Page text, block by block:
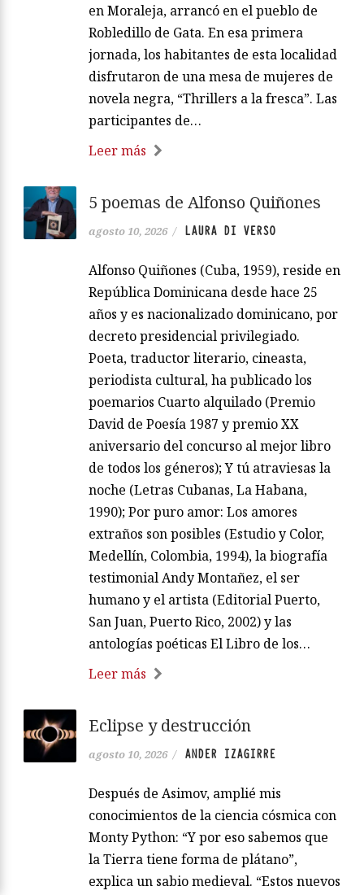
en Moraleja, arrancó en el pueblo de
Robledillo de Gata. En esa primera
jornada, los habitantes de esta localidad
disfrutaron de una mesa de mujeres de
novela negra, “Thrillers a la fresca”. Las
participantes de…
Leer más
5 poemas de Alfonso Quiñones
agosto 10, 2026 / LAURA DI VERSO
Alfonso Quiñones (Cuba, 1959), reside en
República Dominicana desde hace 25
años y es nacionalizado dominicano, por
decreto presidencial privilegiado.
Poeta, traductor literario, cineasta,
periodista cultural, ha publicado los
poemarios Cuarto alquilado (Premio
David de Poesía 1987 y premio XX
aniversario del concurso al mejor libro
de todos los géneros); Y tú atraviesas la
noche (Letras Cubanas, La Habana,
1990); Por puro amor: Los amores
extraños son posibles (Estudio y Color,
Medellín, Colombia, 1994), la biografía
testimonial Andy Montañez, el ser
humano y el artista (Editorial Puerto,
San Juan, Puerto Rico, 2002) y las
antologías poéticas El Libro de los…
Leer más
Eclipse y destrucción
agosto 10, 2026 / ANDER IZAGIRRE
Después de Asimov, amplié mis
conocimientos de la ciencia cósmica con
Monty Python: “Y por eso sabemos que
la Tierra tiene forma de plátano”,
explica un sabio medieval. “Estos nuevos